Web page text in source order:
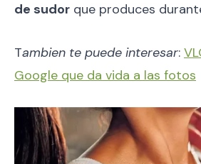
de sudor que produces
Tambien te puede interesar:
Google que da vida a las fotos